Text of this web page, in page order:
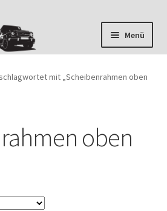
Menü
mit „Scheibenrahmen oben
oben